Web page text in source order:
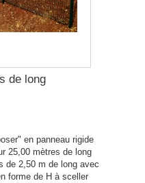
de long
en panneau rigide
25,00 mètres de long
de 2,50 m de long avec
forme de H à sceller